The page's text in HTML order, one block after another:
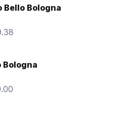
Bello Bologna
Bologna